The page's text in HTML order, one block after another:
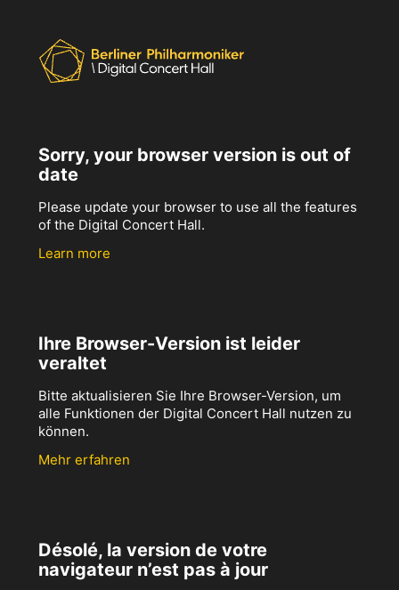
Sorry, your browser version is out of
date
Please update your browser to use all the features
of the Digital Concert Hall.
Learn more
Ihre Browser-Version ist leider
veraltet
Bitte aktualisieren Sie Ihre Browser-Version, um
alle Funktionen der Digital Concert Hall nutzen zu
können.
Mehr erfahren
Désolé, la version de votre
navigateur n’est pas à jour